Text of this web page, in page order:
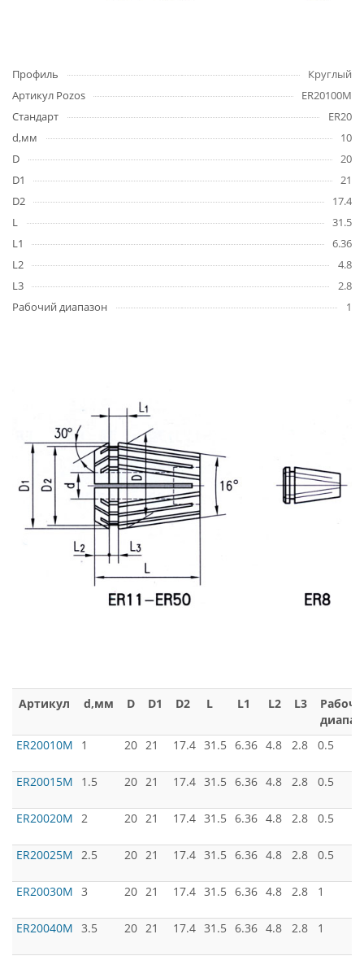
Профиль
Круглый
Артикул Pozos
ER20100M
Стандарт
ER20
d,мм
10
D
20
D1
21
D2
17.4
L
31.5
L1
6.36
L2
4.8
L3
2.8
Рабочий диапазон
1
Артикул d,мм D D1 D2 L L1 L2 L3
ER20010M
1 20 21 17.4 31.5 6.36 4.8 2.8 0.5
ER20015M 1.5 20 21 17.4 31.5 6.36 4.8 2.8 0.5
ER20020M 2 20 21 17.4 31.5 6.36 4.8 2.8 0.5
ER20025M 2.5 20 21 17.4 31.5 6.36 4.8 2.8 0.5
ER20030M 3 20 21 17.4 31.5 6.36 4.8 2.8 1
ER20040M 3.5 20 21 17.4 31.5 6.36 4.8 2.8 1